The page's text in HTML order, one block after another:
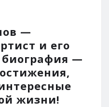
—
и его
биография —
жизни!